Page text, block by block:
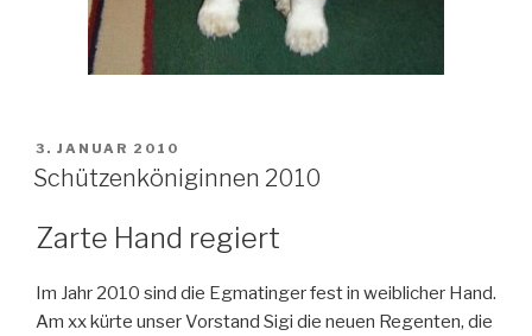
VERÖFFENTLICHT
AM
3. JANUAR 2010
Schützenköniginnen 2010
Zarte Hand regiert
Im Jahr 2010 sind die Egmatinger fest in weiblicher Hand.
Am xx kürte unser Vorstand Sigi die neuen Regenten, die